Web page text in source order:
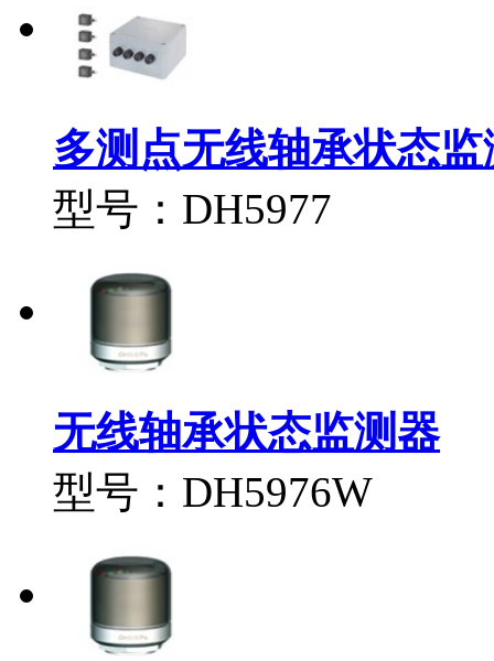
多测点无线轴承状态监
型号：DH5977
无线轴承状态监测器
型号：DH5976W